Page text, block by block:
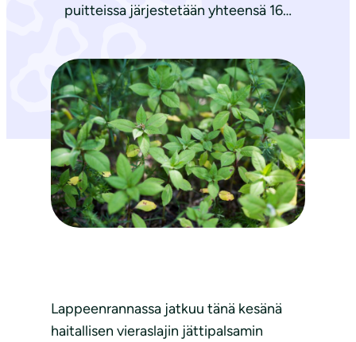
puitteissa järjestetään yhteensä 16…
Lappeenrannassa jatkuu tänä kesänä
haitallisen vieraslajin jättipalsamin